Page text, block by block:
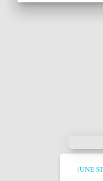
(UNE